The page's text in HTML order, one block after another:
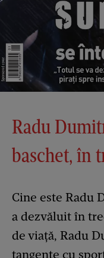
Radu
baschet, în
Cine este Radu
a dezvăluit în
de viață, Radu
tangențe cu